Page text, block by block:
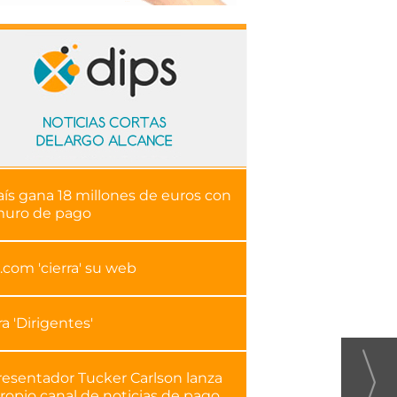
gana 18 millones de euros con
de pago
'cierra' su web
'Dirigentes'
Tucker Carlson lanza